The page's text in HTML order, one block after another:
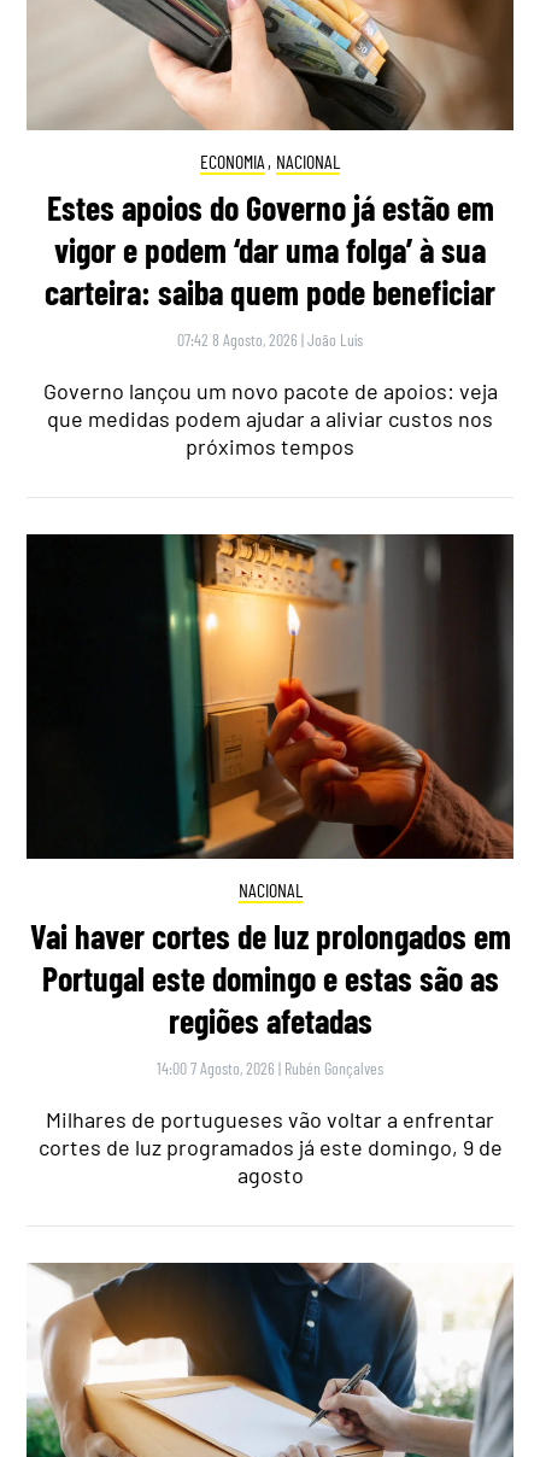
ECONOMIA , NACIONAL
Estes apoios do Governo já estão em
vigor e podem ‘dar uma folga’ à sua
carteira: saiba quem pode beneficiar
07:42 8 Agosto, 2026 |João Luís
Governo lançou um novo pacote de apoios: veja
que medidas podem ajudar a aliviar custos nos
próximos tempos
NACIONAL
Vai haver cortes de luz prolongados em
Portugal este domingo e estas são as
regiões afetadas
14:00 7 Agosto, 2026 | Rubén Gonçalves
Milhares de portugueses vão voltar a enfrentar
cortes de luz programados já este domingo, 9 de
agosto